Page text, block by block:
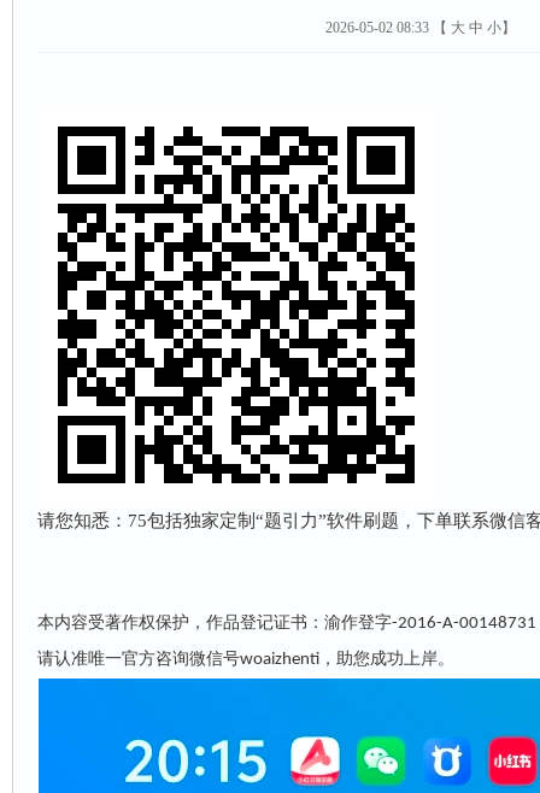
2026-05-02 08:33 【 大 中 小】
请您知悉：75包括独家定制“题引力”软件刷题，下单联系微信
本内容受著作权保护，作品登记证书：渝作登字-2016-A-00148731
请认准唯一官方咨询微信号woaizhenti ，助您成功上岸。